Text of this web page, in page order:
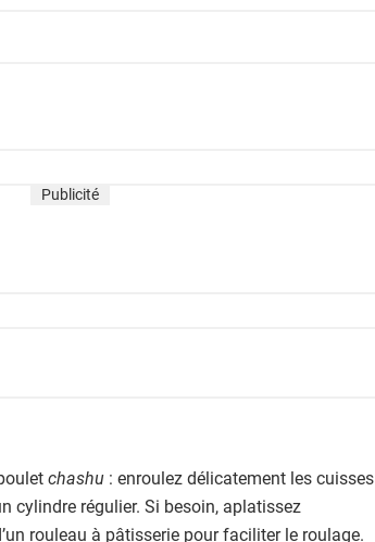
Publicité
chashu : enroulez délicatement les cuisses
cylindre régulier. Si besoin, aplatissez
rouleau à pâtisserie pour faciliter le roulage.